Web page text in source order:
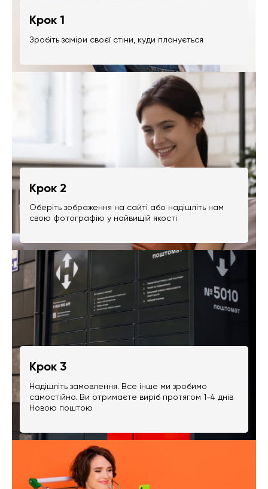
Крок 1
Зробіть заміри своєї стіни, куди планується
Крок 2
Оберіть зображення на сайті або надішліть нам
свою фотографію у найвищій якості
Крок 3
Надішліть замовлення. Все інше ми зробимо
самостійно. Ви отримаєте виріб протягом 1-4 днів
Новою поштою